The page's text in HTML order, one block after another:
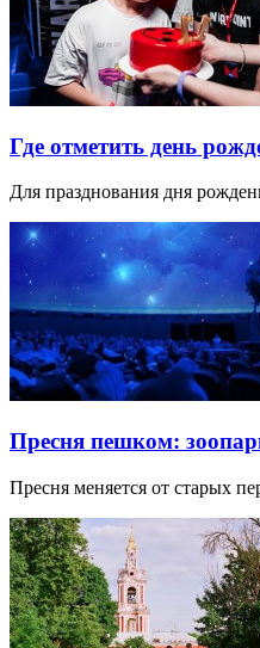
Где отметить день
Для празднования дня
Пресня пешком:
Пресня меняется от старых